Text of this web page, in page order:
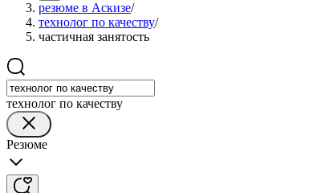
резюме в Аскизе/
технолог по качеству/
частичная занятость
технолог по качеству
Резюме